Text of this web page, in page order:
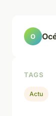
O
TAGS
Actu